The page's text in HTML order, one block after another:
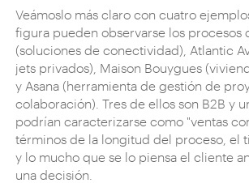
Veámoslo más claro con cuatro
figura pueden observarse los procesos
(soluciones de conectividad), Atlantic
jets privados), Maison Bouygues
y Asana (herramienta de gestión de
colaboración). Tres de ellos son B2B y
podrían caracterizarse como "ventas
términos de la longitud del proceso, el
y lo mucho que se lo piensa el cliente
una decisión.